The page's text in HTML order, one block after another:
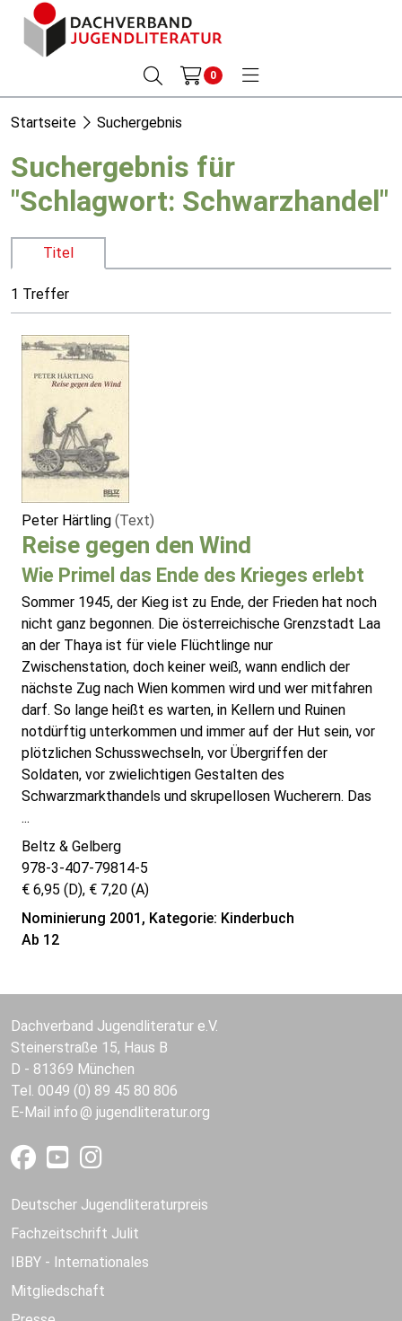
0
Startseite Suchergebnis
Suchergebnis für
"Schlagwort: Schwarzhandel"
Titel
1 Treffer
Peter Härtling (Text)
Reise gegen den Wind
Wie Primel das Ende des Krieges erlebt
Sommer 1945, der Kieg ist zu Ende, der Frieden hat noch
nicht ganz begonnen. Die österreichische Grenzstadt Laa
an der Thaya ist für viele Flüchtlinge nur
Zwischenstation, doch keiner weiß, wann endlich der
nächste Zug nach Wien kommen wird und wer mitfahren
darf. So lange heißt es warten, in Kellern und Ruinen
notdürftig unterkommen und immer auf der Hut sein, vor
plötzlichen Schusswechseln, vor Übergriffen der
Soldaten, vor zwielichtigen Gestalten des
Schwarzmarkthandels und skrupellosen Wucherern. Das
...
Beltz & Gelberg
978-3-407-79814-5
€ 6,95 (D), € 7,20 (A)
Nominierung 2001, Kategorie: Kinderbuch
Ab 12
Dachverband Jugendliteratur e.V.
Steinerstraße 15, Haus B
D - 81369 München
Tel. 0049 (0) 89 45 80 806
E-Mail info jugendliteratur.org
Deutscher Jugendliteraturpreis
Fachzeitschrift Julit
IBBY - Internationales
Mitgliedschaft